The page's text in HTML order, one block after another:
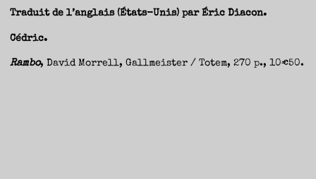
Traduit de l’anglais (États-Unis) par Éric Diacon.
Cédric.
Rambo, David Morrell, Gallmeister / Totem, 270 p., 10€50.